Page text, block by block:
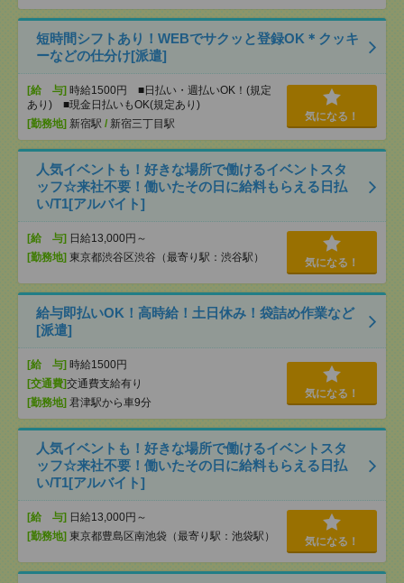
短時間シフトあり！WEBでサクッと登録OK＊クッキ
ーなどの仕分け[派遣]
[給 与] 時給1500円 ■日払い・週払いOK！(規定
あり) ■現金日払いもOK(規定あり)
[勤務地] 新宿駅 / 新宿三丁目駅
気になる！
人気イベントも！好きな場所で働けるイベントスタ
ッフ☆来社不要！働いたその日に給料もらえる日払
い/T1[アルバイト]
[給 与] 日給13,000円～
[勤務地] 東京都渋谷区渋谷（最寄り駅：渋谷駅） 気になる！
給与即払いOK！高時給！土日休み！袋詰め作業など
[派遣]
[給 与] 時給1500円
[交通費]交通費支給有り
[勤務地] 君津駅から車9分
気になる！
人気イベントも！好きな場所で働けるイベントスタ
ッフ☆来社不要！働いたその日に給料もらえる日払
い/T1[アルバイト]
[給 与] 日給13,000円～
[勤務地] 東京都豊島区南池袋（最寄り駅：池袋駅） 気になる！